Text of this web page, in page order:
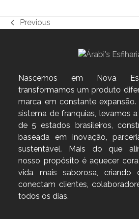
previous
Previous
Nascemos em Nova
transformamos um produto
marca em constante
sistema de franquias, levamos
de 5 estados brasileiros,
baseada em inovação,
sustentável. Mais do que
nosso propósito é aquecer
vida mais saborosa, criando
conectam clientes,
todos os dias.